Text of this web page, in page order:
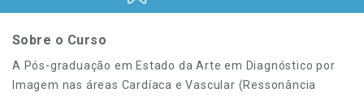
Sobre o Curso
A Pós-graduação em Estado da Arte em Diagnóstico por
Imagem nas áreas Cardíaca e Vascular (Ressonância